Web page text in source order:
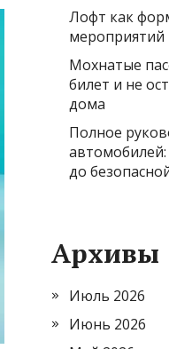
Лофт как
мероприятий
Мохнатые
билет и не
дома
Полное
до
Архивы
Июль 2026
Июнь 2026